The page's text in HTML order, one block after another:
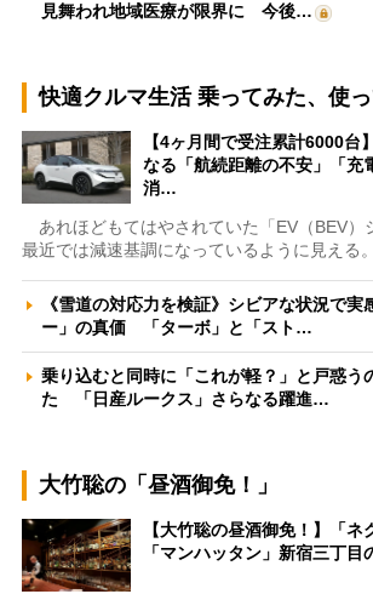
見舞われ地域医療が限界に 今後…
快適クルマ生活 乗ってみた、使
【4ヶ月間で受注累計6000台
なる「航続距離の不安」「充
消…
あれほどもてはやされていた「EV（BEV）
最近では減速基調になっているように見える
《雪道の対応力を検証》シビアな状況で実
ー」の真価 「ターボ」と「スト…
乗り込むと同時に「これが軽？」と戸惑う
た 「日産ルークス」さらなる躍進…
大竹聡の「昼酒御免！」
【大竹聡の昼酒御免！】「ネ
「マンハッタン」新宿三丁